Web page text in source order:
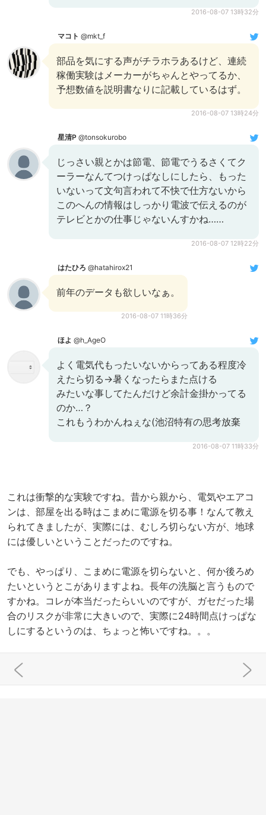
2016-08-07 13時32分
マコト @mkt_f
部品を気にする声がチラホラあるけど、連続
稼働実験はメーカーがちゃんとやってるか、
予想数値を説明書なりに記載しているはず。
2016-08-07 13時24分
星清P @tonsokurobo
じっさい親とかは節電、節電でうるさくてク
ーラーなんてつけっぱなしにしたら、もった
いないって文句言われて不快で仕方ないから
このへんの情報はしっかり電波で伝えるのが
テレビとかの仕事じゃないんすかね……
2016-08-07 12時22分
はたひろ @hatahirox21
前年のデータも欲しいなぁ。
2016-08-07 11時36分
ほよ @h_AgeO
よく電気代もったいないからってある程度冷
えたら切る→暑くなったらまた点ける
みたいな事してたんだけど余計金掛かってる
のか…？
これもうわかんねぇな(池沼特有の思考放棄
2016-08-07 11時33分
これは衝撃的な実験ですね。昔から親から、電気やエアコ
ンは、部屋を出る時はこまめに電源を切る事！なんて教え
られてきましたが、実際には、むしろ切らない方が、地球
には優しいということだったのですね。
でも、やっぱり、こまめに電源を切らないと、何か後ろめ
たいというとこがありますよね。長年の洗脳と言うもので
すかね。コレが本当だったらいいのですが、ガセだった場
合のリスクが非常に大きいので、実際に24時間点けっぱな
しにするというのは、ちょっと怖いですね。。。